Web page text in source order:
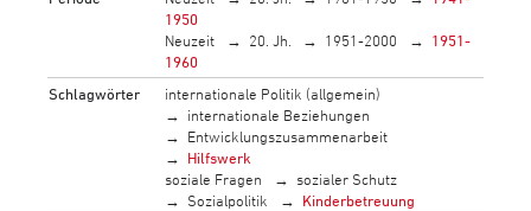
1950
Neuzeit
20. Jh. 1951-2000
1951-
1960
Schlagwörter
internationale Politik (allgemein)
internationale Beziehungen
Entwicklungszusammenarbeit
Hilfswerk
soziale Fragen
sozialer Schutz
Sozialpolitik
Kinderbetreuung